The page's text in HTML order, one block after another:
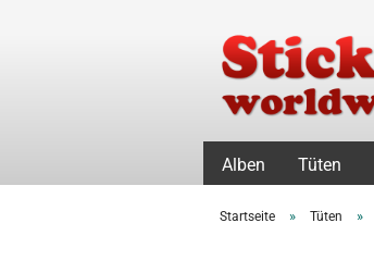
Alben Tüten
Startseite » Tüten »